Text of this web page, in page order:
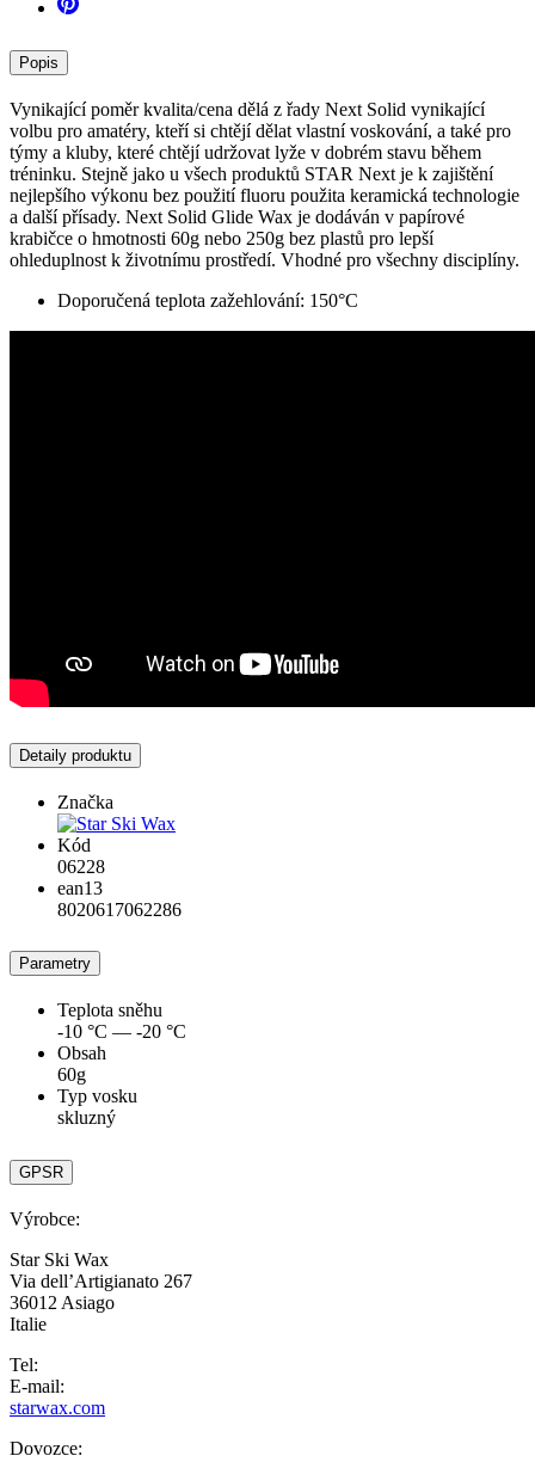
Popis
Vynikající poměr kvalita/cena dělá z řady Next Solid vynikající
volbu pro amatéry, kteří si chtějí dělat vlastní voskování, a také pro
týmy a kluby, které chtějí udržovat lyže v dobrém stavu během
tréninku. Stejně jako u všech produktů STAR Next je k zajištění
nejlepšího výkonu bez použití fluoru použita keramická technologie
a další přísady. Next Solid Glide Wax je dodáván v papírové
krabičce o hmotnosti 60g nebo 250g bez plastů pro lepší
ohleduplnost k životnímu prostředí. Vhodné pro všechny disciplíny.
Doporučená teplota zažehlování: 150°C
Detaily produktu
Značka
Kód
06228
ean13
8020617062286
Parametry
Teplota sněhu
-10 °C — -20 °C
Obsah
60g
Typ vosku
skluzný
GPSR
Výrobce:
Star Ski Wax
Via dell’Artigianato 267
36012 Asiago
Italie
Tel:
E-mail:
starwax.com
Dovozce: